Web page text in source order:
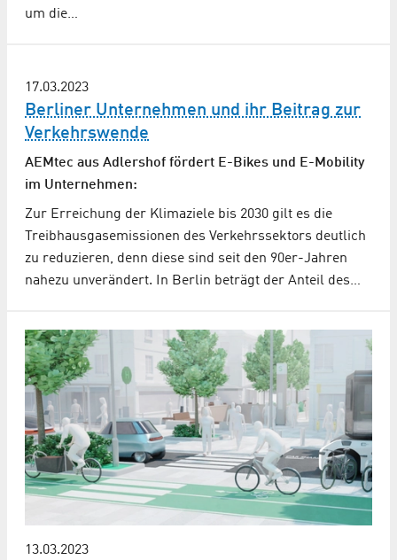
um die…
17.03.2023
Berliner Unternehmen und ihr Beitrag zur
Verkehrswende
AEMtec aus Adlershof fördert E-Bikes und E-Mobility
im Unternehmen:
Zur Erreichung der Klimaziele bis 2030 gilt es die
Treibhausgasemissionen des Verkehrssektors deutlich
zu reduzieren, denn diese sind seit den 90er-Jahren
nahezu unverändert. In Berlin beträgt der Anteil des…
13.03.2023